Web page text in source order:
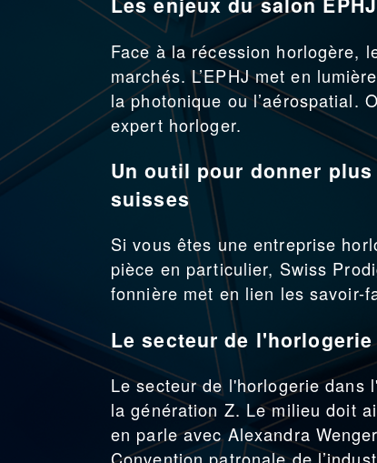
Face à la récession horlogère,
marchés. L’EPHJ met en
la photonique ou l’aérospatial.
expert horloger.
Un outil pour donner
suisses
Si vous êtes une entreprise
pièce en particulier, Swiss
fonnière met en lien les savoir-
Le secteur de
Le secteur de l'horlogerie dans
la génération Z. Le milieu doit
en parle avec Alexandra